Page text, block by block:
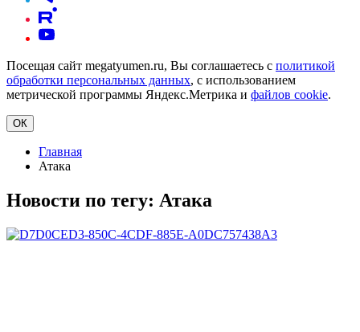
Посещая сайт megatyumen.ru, Вы соглашаетесь с политикой
обработки персональных данных, с использованием
метрической программы Яндекс.Метрика и файлов cookie.
ОК
Главная
Атака
Новости по тегу: Атака